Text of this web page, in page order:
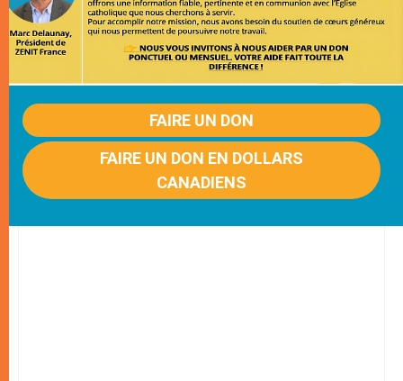
FAIRE UN DON
FAIRE UN DON EN DOLLARS
CANADIENS